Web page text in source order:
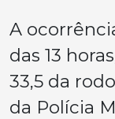
A
das 13
33,5 da
da Polícia